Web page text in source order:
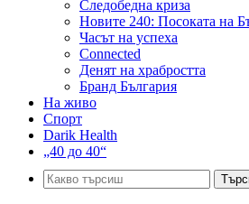
Следобедна криза
Новите 240: Посоката на
Часът на успеха
Connected
Денят на храбростта
Бранд България
На живо
Спорт
Darik Health
„40 до 40“